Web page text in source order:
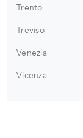
Trento
Treviso
Venezia
Vicenza